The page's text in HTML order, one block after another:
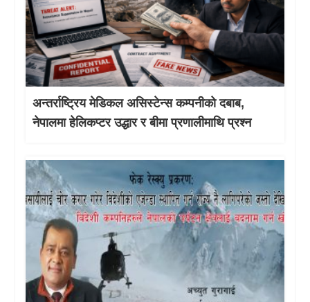
अन्तर्राष्ट्रिय मेडिकल असिस्टेन्स कम्पनीको दबाब,
नेपालमा हेलिकप्टर उद्धार र बीमा प्रणालीमाथि प्रश्न